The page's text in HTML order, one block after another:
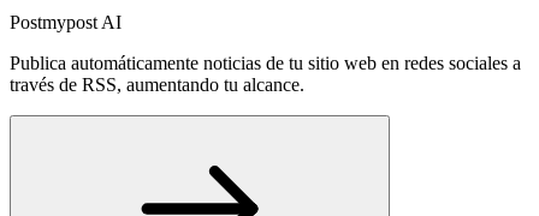
Postmypost AI
Publica automáticamente noticias de tu sitio web en redes sociales a
través de RSS, aumentando tu alcance.